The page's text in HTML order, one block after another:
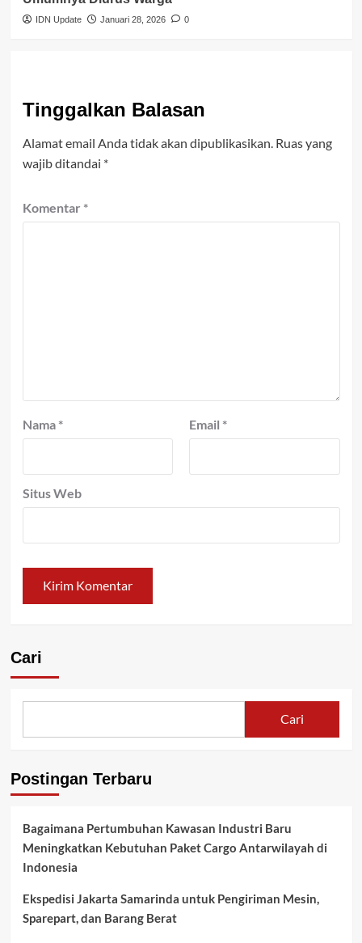
IDN Update Januari 28, 2026 0
Tinggalkan Balasan
Alamat email Anda tidak akan dipublikasikan. Ruas yang
wajib ditandai *
Komentar *
Nama * Email *
Situs Web
Cari
Cari
Postingan Terbaru
Bagaimana Pertumbuhan Kawasan Industri Baru
Meningkatkan Kebutuhan Paket Cargo Antarwilayah di
Indonesia
Ekspedisi Jakarta Samarinda untuk Pengiriman Mesin,
Sparepart, dan Barang Berat